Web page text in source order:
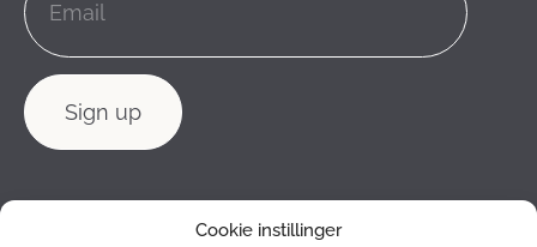
Cookie instillinger